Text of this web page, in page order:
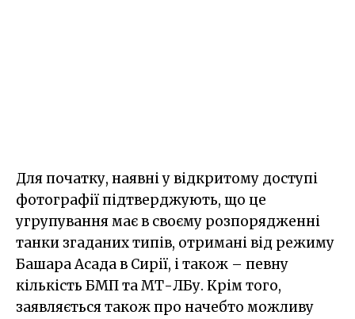
Для початку, наявні у відкритому доступі
фотографії підтверджують, що це
угрупування має в своєму розпорядженні
танки згаданих типів, отримані від режиму
Башара Асада в Сирії, і також – певну
кількість БМП та МТ-ЛБу. Крім того,
заявляється також про начебто можливу